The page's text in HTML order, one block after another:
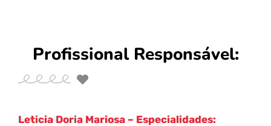
Profissional Responsável:
Leticia Doria Mariosa – Especialidades: